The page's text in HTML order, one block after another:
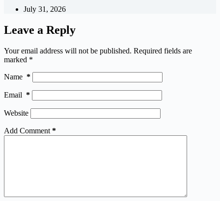
July 31, 2026
Leave a Reply
Your email address will not be published. Required fields are
marked *
Name *
Email *
Website
Add Comment *